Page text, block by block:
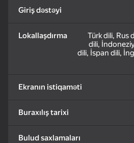
Merge Mushrooms:
Forest Connect 2048
Cat Simulator: My
Pets
Giriş dəstəyi
Lokallaşdırma
Türk dili, Rus
dili,
dili, İspan dili,
Ekranın istiqaməti
Buraxılış tarixi
Bulud saxlamaları